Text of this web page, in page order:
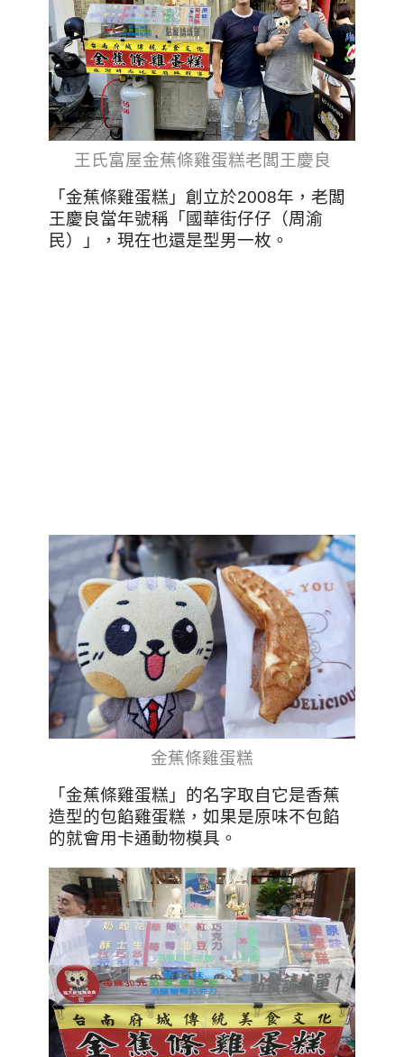
王氏富屋金蕉條雞蛋糕老闆王慶良
「金蕉條雞蛋糕」創立於2008年，老闆
王慶良當年號稱「國華街仔仔（周渝
民）」，現在也還是型男一枚。
金蕉條雞蛋糕
「金蕉條雞蛋糕」的名字取自它是香蕉
造型的包餡雞蛋糕，如果是原味不包餡
的就會用卡通動物模具。